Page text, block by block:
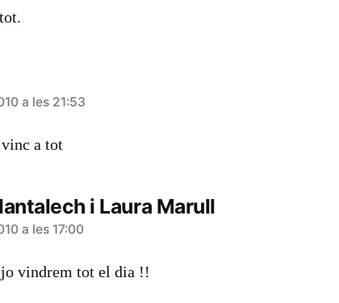
a les 21:53
a tot
i Laura Marull
a les 17:00
vindrem tot el dia !!